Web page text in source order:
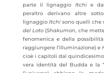
parte il lignaggio Itchie
peraltro derivano altre
lignaggio Itchisono quelli
del Loto (Shakumon, che
fenomenica e della
raggiungere l’illuminazione) e
cioè i capitoli dal
vera identità del Budda e la